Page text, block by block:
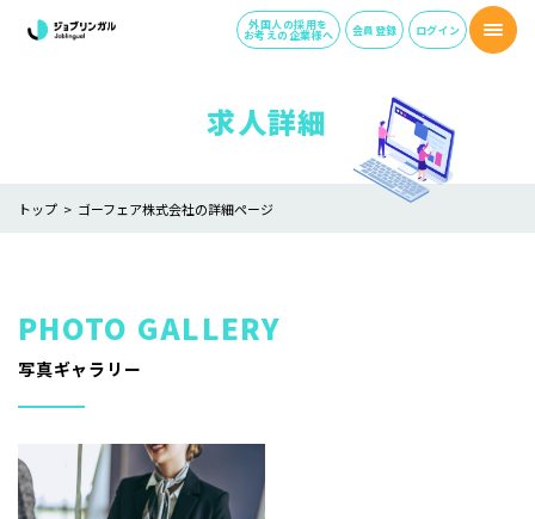
外国人の採用を
お考えの企業様へ 会員登録 ログイン
求人詳細
トップ ゴーフェア株式会社の詳細ページ
写真ギャラリー